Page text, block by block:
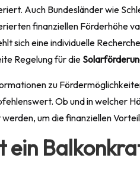
Auch Bundesländer wie
finanziellen Förderhöhe
sich eine individuelle
Regelung für die
zu
Ob und in welcher
um die finanziellen
ein